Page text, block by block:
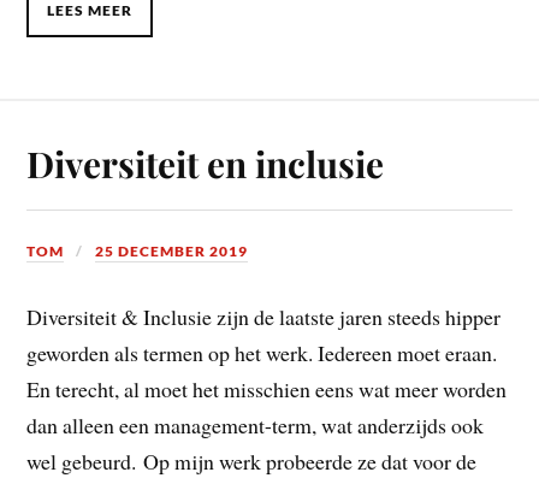
LEES MEER
Diversiteit en inclusie
TOM 25 DECEMBER 2019
Diversiteit & Inclusie zijn de laatste jaren steeds hipper
geworden als termen op het werk. Iedereen moet eraan.
En terecht, al moet het misschien eens wat meer worden
dan alleen een management-term, wat anderzijds ook
wel gebeurd. Op mijn werk probeerde ze dat voor de